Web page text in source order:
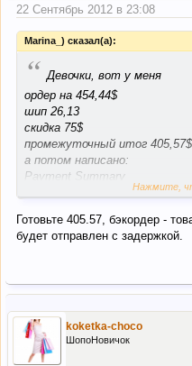
22 Сентябрь 2012 в 23:08
Marina_) сказал(а):
“ Девочки, вот у меня
ордер на 454,44$
шип 26,13
скидка 75$
промежуточный итог 405,57$
а потом написано:
Payment Summary
Visa ending in 3836 $405.57
Payment
Нажмите,
Готовьте 405.57, бэкордер -
будет отправлен с задержкой.
koketka-choco
ШопоНовичок